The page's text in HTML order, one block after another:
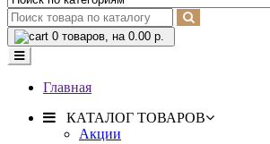
0 товаров, на 0.00 р.
Главная
КАТАЛОГ ТОВАРОВ
Акции